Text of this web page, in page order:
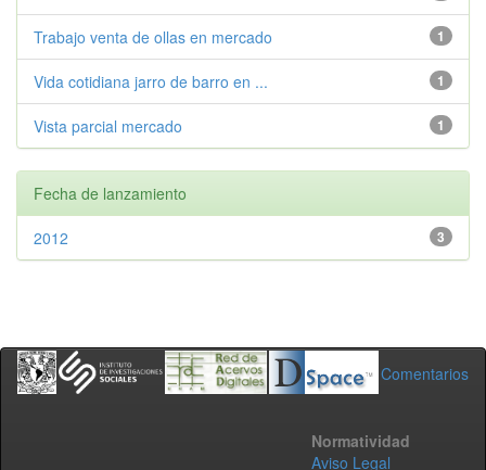
1
Trabajo venta de ollas en mercado
1
Vida cotidiana jarro de barro en ...
1
Vista parcial mercado
Fecha de lanzamiento
3
2012
Comentarios
Normatividad
Aviso Legal